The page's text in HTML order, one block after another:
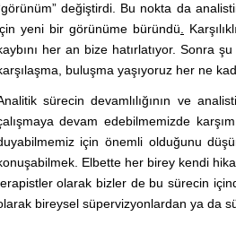
değiştirdi. Bu nokta da
yeni bir görünüme büründü
her an bize hatırlatıyor. Sonra
buluşma yaşıyoruz her ne
sürecin devamlılığının ve
devam edebilmemizde
için önemli olduğunu
Elbette her birey kendi
olarak bizler de bu sürecin
bireysel süpervizyonlardan ya da